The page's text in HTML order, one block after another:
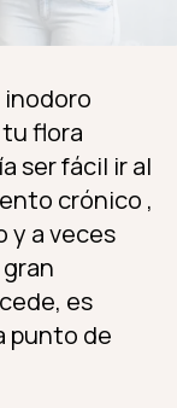
inodoro
flora
ser fácil ir al
crónico ,
y a veces
es
punto de